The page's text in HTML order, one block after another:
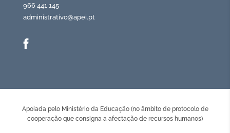
966 441 145
administrativo@apei.pt
Apoiada pelo Ministério da Educação (no âmbito de protocolo de
cooperação que consigna a afectação de recursos humanos)